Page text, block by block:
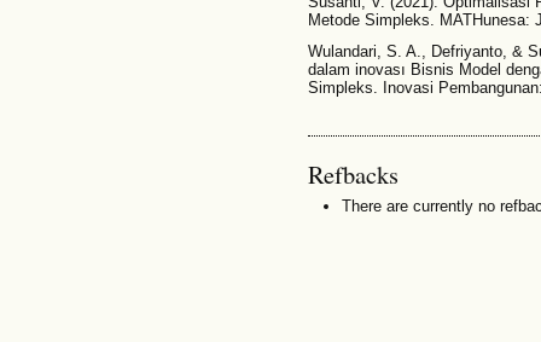
Metode Simpleks. MATHunesa:
Wulandari, S. A., Defriyanto, &
dalam inovası Bisnis Model
Simpleks. Inovasi
Refbacks
There are currently no